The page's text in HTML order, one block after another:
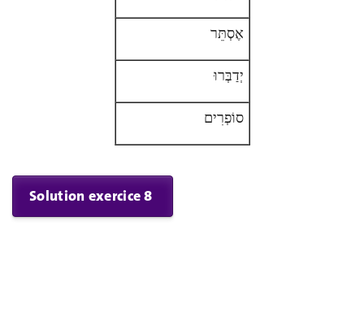
אֶסְתֵּר
יְדַבְּרוּ
סוֹפְרִים
Solution exercice 8